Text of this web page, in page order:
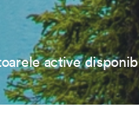
active